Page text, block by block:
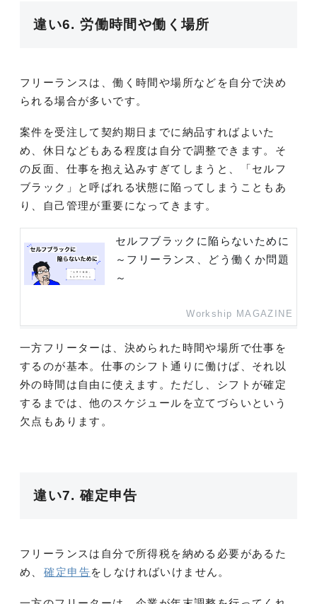
違い6. 労働時間や働く場所
フリーランスは、働く時間や場所などを自分で決め
られる場合が多いです。
案件を受注して契約期日までに納品すればよいた
め、休日などもある程度は自分で調整できます。そ
の反面、仕事を抱え込みすぎてしまうと、「セルフ
ブラック」と呼ばれる状態に陥ってしまうこともあ
り、自己管理が重要になってきます。
セルフブラックに陥らないために
～フリーランス、どう働くか問題
～
Workship MAGAZINE
一方フリーターは、決められた時間や場所で仕事を
するのが基本。仕事のシフト通りに働けば、それ以
外の時間は自由に使えます。ただし、シフトが確定
するまでは、他のスケジュールを立てづらいという
欠点もあります。
違い7. 確定申告
フリーランスは自分で所得税を納める必要があるた
め、 確定申告をしなければいけません。